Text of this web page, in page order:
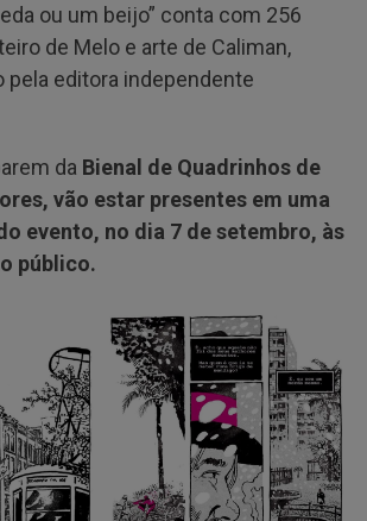
ou um beijo” conta com 256
de Melo e arte de Caliman,
pela editora independente
da Bienal de Quadrinhos de
vão estar presentes em uma
evento, no dia 7 de setembro, às
público.